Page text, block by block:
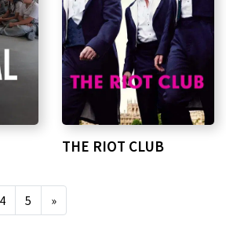
THE RIOT CLUB
4 5 »